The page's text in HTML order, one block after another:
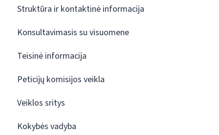
Struktūra ir kontaktinė informacija
Konsultavimasis su visuomene
Teisinė informacija
Peticijų komisijos veikla
Veiklos sritys
Kokybės vadyba